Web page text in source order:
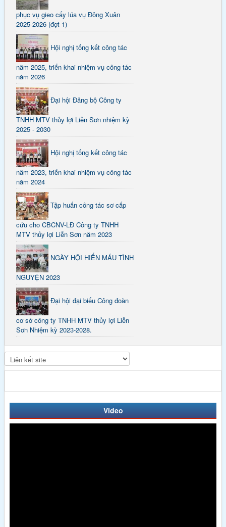
phục vụ gieo cấy lúa vụ Đông Xuân
2025-2026 (đợt 1)
Hội nghị tổng kết công tác
năm 2025, triển khai nhiệm vụ công tác
năm 2026
Đại hội Đảng bộ Công ty
TNHH MTV thủy lợi Liễn Sơn nhiệm kỳ
2025 - 2030
Hội nghị tổng kết công tác
năm 2023, triển khai nhiệm vụ công tác
năm 2024
Tập huấn công tác sơ cấp
cứu cho CBCNV-LĐ Công ty TNHH
MTV thủy lợi Liễn Sơn năm 2023
NGÀY HỘI HIẾN MÁU TÌNH
NGUYỆN 2023
Đại hội đại biểu Công đoàn
cơ sở công ty TNHH MTV thủy lợi Liễn
Sơn Nhiệm kỳ 2023-2028.
Video